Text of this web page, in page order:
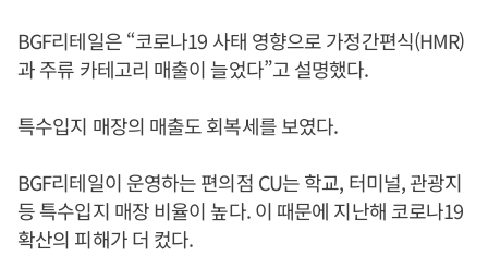
BGF리테일은 “코로나19 사태 영향으로 가정간편식(HMR)
과 주류 카테고리 매출이 늘었다”고 설명했다.
특수입지 매장의 매출도 회복세를 보였다.
BGF리테일이 운영하는 편의점 CU는 학교, 터미널, 관광지
등 특수입지 매장 비율이 높다. 이 때문에 지난해 코로나19
확산의 피해가 더 컸다.